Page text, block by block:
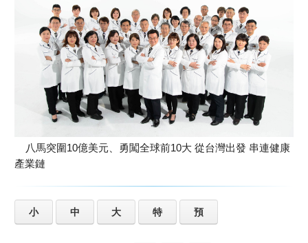
八馬突圍10億美元、勇闖全球前10大 從台灣出發 串連健康
產業鏈
小 中 大 特 預